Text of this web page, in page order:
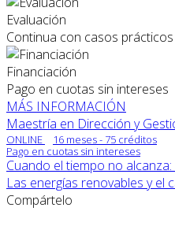
Evaluación
Continua con casos prácticos
Financiación
Pago en cuotas sin intereses
MÁS INFORMACIÓN
Maestría en Dirección y
ONLINE
16 meses - 75 créditos
Pago en cuotas sin intereses
Cuando el tiempo no
Las energías renovables y el
Compártelo